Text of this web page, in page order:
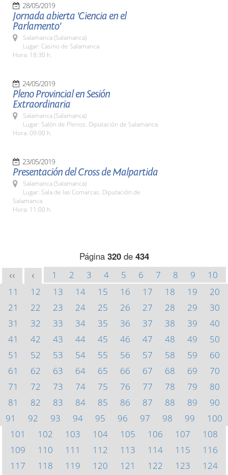
28/05/2019
Jornada abierta 'Ciencia en el
Parlamento'
Salamanca (Salamanca)
Lugar: Casino de Salamanca
Hora: 18:30 h.
24/05/2019
Pleno Provincial en Sesión
Extraordinaria
Salamanca (Salamanca)
Lugar: Salón de Plenos. Diputación de Salamanca
Hora: 09:00 h.
23/05/2019
Presentación del Cross de Malpartida
Salamanca (Salamanca)
Lugar: Sala de las Comarcas. Diputación de
Salamanca
Hora: 11:00 h.
Página 320de 434
<< < 1 2 3 4 5 6 7 8 9
10
11
12 13 14 15 16 17 18 19
20
21
22 23 24 25 26 27 28 29
30
31
32 33 34 35 36 37 38 39
40
41
42 43 44 45 46 47 48 49
50
51
52 53 54 55 56 57 58 59
60
61
62 63 64 65 66 67 68 69
70
71
72 73 74 75 76 77 78 79
80
81
82 83 84 85 86 87 88 89
90
91
92 93 94 95 96 97 98 99
100
101
102 103 104 105 106 107
108
109
110 111 112 113 114 115
116
117
118 119 120 121 122 123
124